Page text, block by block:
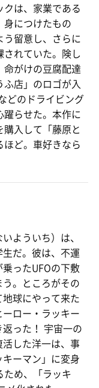
は、家業である
身につけたもの
留意し、さらに
れていた。険し
がけの豆腐配達
店」のロゴが入
どのドライビング
らせた。本作に
入して「藤原と
ど。車好きなら
よういち）は、
だ。彼は、不運
ったUFOの下敷
。ところがその
球にやって来た
ロー・ラッキー
った！ 宇宙一の
した洋一は、事
ーマン」に変身
ため、「ラッキ